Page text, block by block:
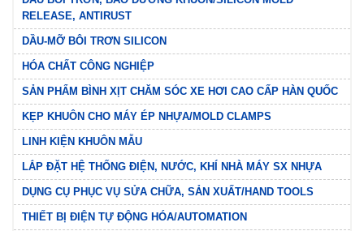
RELEASE, ANTIRUST
DẦU-MỠ BÔI TRƠN SILICON
HÓA CHẤT CÔNG NGHIỆP
SẢN PHẨM BÌNH XỊT CHĂM SÓC XE HƠI CAO CẤP HÀN QUỐC
KẸP KHUÔN CHO MÁY ÉP NHỰA/MOLD CLAMPS
LINH KIỆN KHUÔN MẪU
LẮP ĐẶT HỆ THỐNG ĐIỆN, NƯỚC, KHÍ NHÀ MÁY SX NHỰA
DỤNG CỤ PHỤC VỤ SỬA CHỮA, SẢN XUẤT/HAND TOOLS
THIẾT BỊ ĐIỆN TỰ ĐỘNG HÓA/AUTOMATION